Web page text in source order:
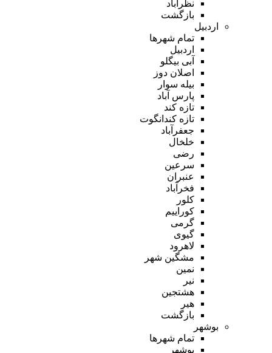
نظرآباد
بازگشت
اردبیل
تمام شهر‌ها
اردبیل
آبی بیگلو
اصلان دوز
بیله سوار
پارس آباد
تازه کند
تازه کندانگوت
جعفرآباد
خلخال
رضی
سرعین
عنبران
فخرآباد
کلور
کوراییم
گرمی
گیوی
لاهرود
مشگین شهر
نمین
نیر
هشتجین
هیر
بازگشت
بوشهر
تمام شهر‌ها
بوشهر